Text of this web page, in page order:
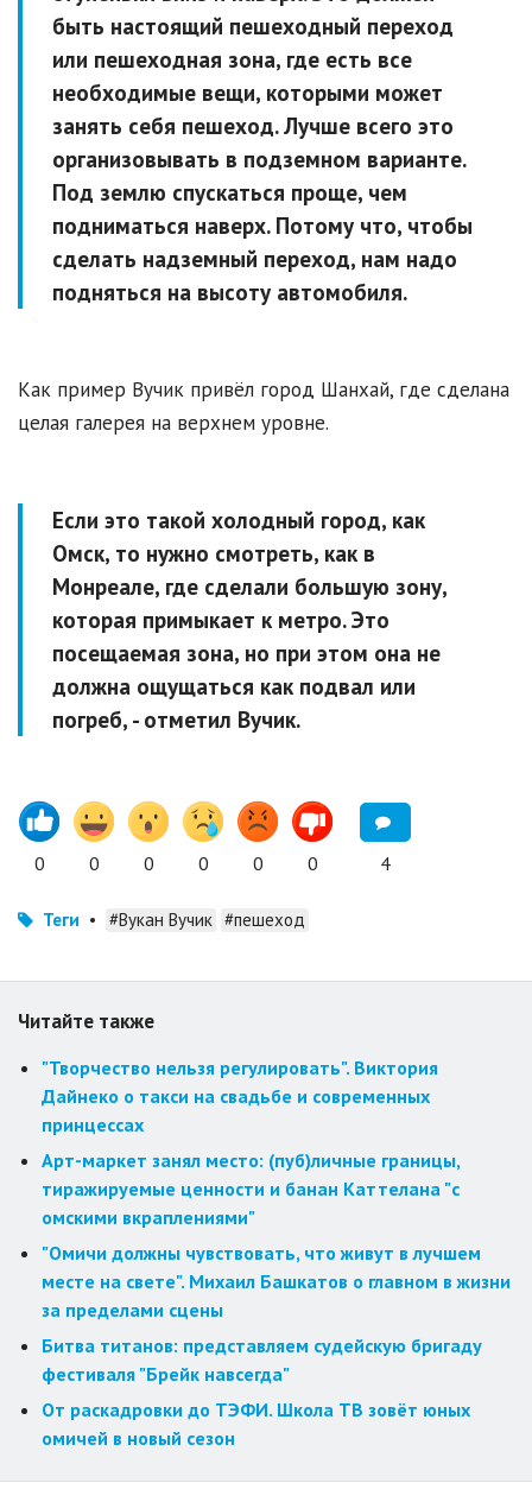
быть настоящий пешеходный переход
или пешеходная зона, где есть все
необходимые вещи, которыми может
занять себя пешеход. Лучше всего это
организовывать в подземном варианте.
Под землю спускаться проще, чем
подниматься наверх. Потому что, чтобы
сделать надземный переход, нам надо
подняться на высоту автомобиля.
Как пример Вучик привёл город Шанхай, где сделана
целая галерея на верхнем уровне.
Если это такой холодный город, как
Омск, то нужно смотреть, как в
Монреале, где сделали большую зону,
которая примыкает к метро. Это
посещаемая зона, но при этом она не
должна ощущаться как подвал или
погреб, - отметил Вучик.
0 0 0 0 0 0 4
Теги • #Вукан Вучик #пешеход
Читайте также
"Творчество нельзя регулировать". Виктория
Дайнеко о такси на свадьбе и современных
принцессах
Арт-маркет занял место: (пуб)личные границы,
тиражируемые ценности и банан Каттелана "с
омскими вкраплениями"
"Омичи должны чувствовать, что живут в лучшем
месте на свете". Михаил Башкатов о главном в жизни
за пределами сцены
Битва титанов: представляем судейскую бригаду
фестиваля "Брейк навсегда"
От раскадровки до ТЭФИ. Школа ТВ зовёт юных
омичей в новый сезон